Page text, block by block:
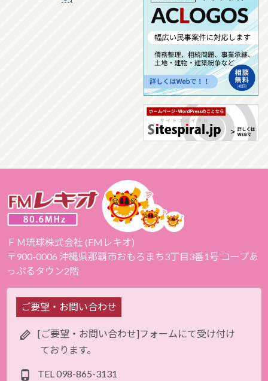
ＦＭ琉球株式会社 (FMレキオ)
〒900-0006 沖縄県那覇市おもろまち3丁目3番1号 コープあ
っぷるタウン2階
ご要望・お問い合わせ
[ご要望・お問い合わせ]フォームにて受け付け
ております。
TEL098-865-3131